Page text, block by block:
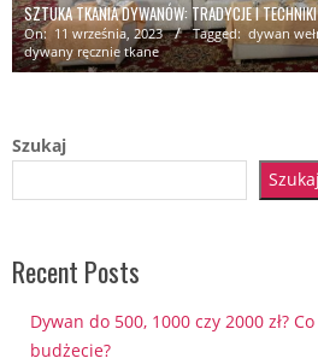
SZTUKA TKANIA DYWANÓW: TRADYCJE I TECHNIKI
On: 11 września, 2023 Tagged: dywan
dywany ręcznie tkane
Szukaj
Szukaj
Recent Posts
Dywan do 500, 1000 czy 2000 zł?
budżecie?